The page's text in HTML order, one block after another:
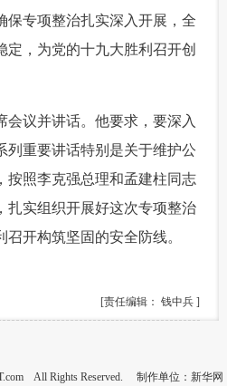
保专项整治扎实深入开展，全
定，为党的十九大胜利召开创
议并讲话。他要求，要深入
列重要讲话特别是关于维护公
按照李克强总理和孟建柱同志
扎实组织开展好这次专项整治
开构筑坚固的安全防线。
[责任编辑： 钱中兵 ]
All Rights Reserved. 制作单位：新华网